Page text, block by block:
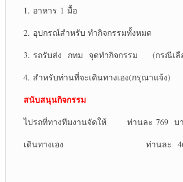
1. อาหาร 1 มื้อ
2. อุปกรณ์สำหรับ ทำกิจกรรมทั้งหมด
3. รถรับส่ง กทม จุดทำกิจกรรม (กรณีเลือ
4. สำหรับท่านที่จะเดินทางเอง(กรุณาแจ้ง)
สนับสนุนกิจกรรม
ไปรถที่ทางทีมงานจัดให้ ท่านละ 769 บ
เดินทางเอง ท่านละ